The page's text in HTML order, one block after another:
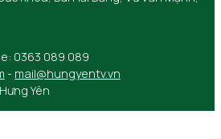
0363 089 089
- mail@hungyentv.vn
Yên